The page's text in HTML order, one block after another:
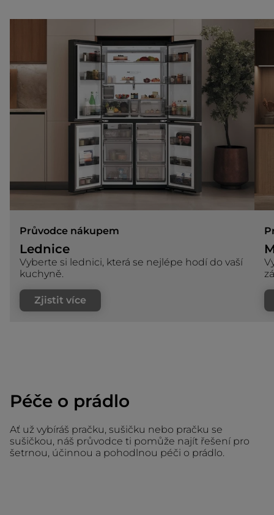
Průvodce nákupem
Lednice
Vyberte si lednici, která se nejlépe hodí do vaší
kuchyně.
Zjistit více
Péče o prádlo
Ať už vybíráš pračku, sušičku nebo pračku se
sušičkou, náš průvodce ti pomůže najít řešení pro
šetrnou, účinnou a pohodlnou péči o prádlo.